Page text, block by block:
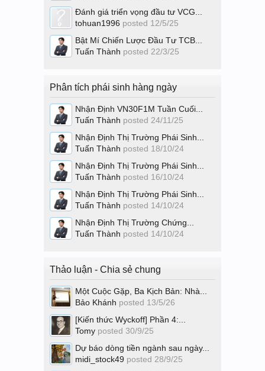
Đánh giá triển vọng đầu tư VCG...
tohuan1996 posted 12/5/25
Bật Mí Chiến Lược Đầu Tư TCB...
Tuấn Thành posted 22/3/25
Phân tích phái sinh hàng ngày
Nhận Định VN30F1M Tuần Cuối...
Tuấn Thành posted 24/11/25
Nhận Định Thị Trường Phái Sinh...
Tuấn Thành posted 18/10/24
Nhận Định Thị Trường Phái Sinh...
Tuấn Thành posted 16/10/24
Nhận Định Thị Trường Phái Sinh...
Tuấn Thành posted 14/10/24
Nhận Định Thị Trường Chứng...
Tuấn Thành posted 14/10/24
Thảo luận - Chia sẻ chung
Một Cuộc Gặp, Ba Kịch Bản: Nhà...
Bảo Khánh posted 13/5/26
[Kiến thức Wyckoff] Phần 4:...
Tomy posted 30/9/25
Dự báo dòng tiền ngành sau ngày...
midi_stock49 posted 28/9/25